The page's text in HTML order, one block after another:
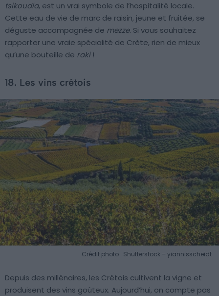
tsikoudia, est un vrai symbole de l’hospitalité locale.
Cette eau de vie de marc de raisin, jeune et fruitée, se
déguste accompagnée de mezze. Si vous souhaitez
rapporter une vraie spécialité de Crète, rien de mieux
qu’une bouteille de raki !
18. Les vins crétois
Crédit photo : Shutterstock – yiannisscheidt
Depuis des millénaires, les Crétois cultivent la vigne et
produisent des vins goûteux. Aujourd’hui, on compte pas